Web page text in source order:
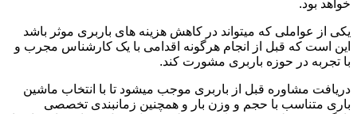
خواهد بود.
یکی از عواملی که میتواند در کاهش هزینه های باربری موثر باشد
این است که قبل از انجام هرگونه اقدامی با یک کارشناس مجرب و
با تجربه در حوزه باربری مشورت کند.
دریافت مشاوره قبل از باربری موجب میشود تا با انتخاب ماشین
باری متناسب با حجم و وزن بار و همچنین زمانبندی تخصصی